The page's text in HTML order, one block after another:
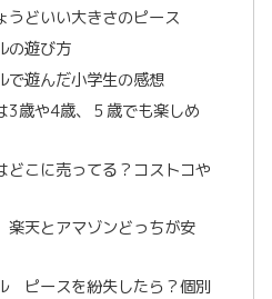
うどいい大きさのピース
の遊び方
で遊んだ小学生の感想
3歳や4歳、５歳でも楽しめ
どこに売ってる？コストコや
天とアマゾンどっちが安
ピースを紛失したら？個別